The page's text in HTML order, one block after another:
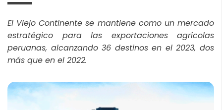
El Viejo Continente se mantiene como un mercado
estratégico para las exportaciones agrícolas
peruanas, alcanzando 36 destinos en el 2023, dos
más que en el 2022.